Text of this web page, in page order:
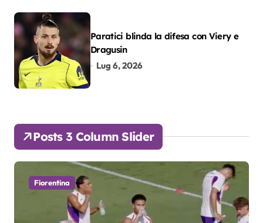
Paratici blinda la difesa con Viery e
Dragusin
Lug 6, 2026
Posts 3 Column Slider
Fiorentina